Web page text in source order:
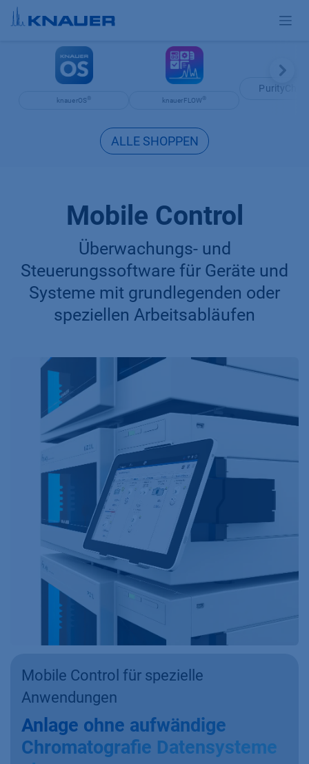
Zum Inhalt springen
knauerOS knauerFLOW
ALLE SHOPPEN
Mobile Control
Überwachungs- und
Steuerungssoftware für Geräte und
Systeme mit grundlegenden oder
speziellen Arbeitsabläufen
Mobile Control für spezielle
Anwendungen
Anlage ohne aufwändige
Chromatografie Datensysteme